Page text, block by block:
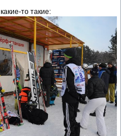
то такие: